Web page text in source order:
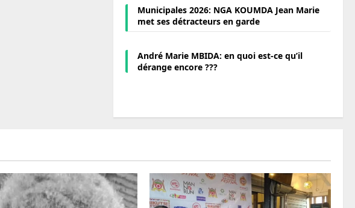
Municipales 2026: NGA KOUMDA Jean Marie
met ses détracteurs en garde
André Marie MBIDA: en quoi est-ce qu’il
dérange encore ???